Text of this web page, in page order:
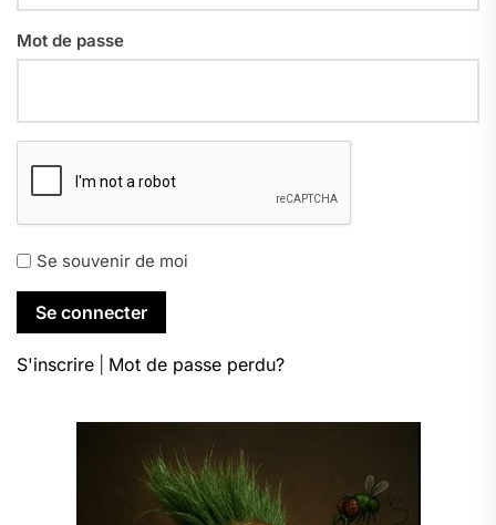
Mot de passe
Se souvenir de moi
S'inscrire Mot de passe perdu?